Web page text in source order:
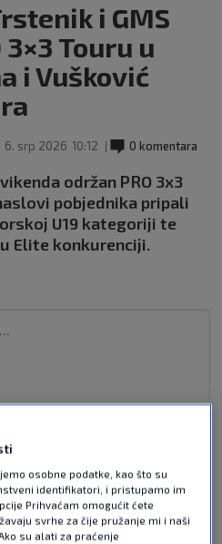
i GMS
Touru u
i Vušković
6. srp 2026 10:12 0 komentara
održan PRO 3x3
pobjednika pripali
U19 kategoriji te
Elite konkurenciji.
osobne podatke, kao što su
identifikatori, i pristupamo im
Prihvaćam omogućit ćete
svrhe za čije pružanje mi i naši
su alati za praćenje